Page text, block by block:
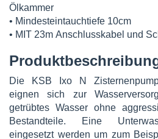
Ölkammer
• Mindesteintauchtiefe 10cm
• MIT 23m Anschlusskabel und
Die KSB Ixo N
eignen sich zur
getrübtes Wasser ohne
Bestandteile. Eine
eingesetzt werden um zum